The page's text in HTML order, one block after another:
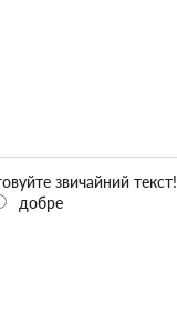
звичайний текст!
добре